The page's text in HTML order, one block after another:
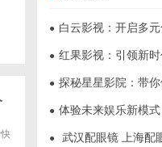
● 白云影视：开启多元
● 红果影视：引领新
● 探秘星星影院：带你体
● 体验未来娱乐新模式：全面
● 武汉配眼镜 上海配